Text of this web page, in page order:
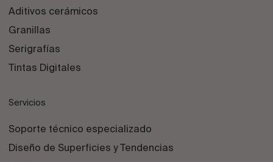
Aditivos cerámicos
Granillas
Serigrafías
Tintas Digitales
Servicios
Soporte técnico especializado
Diseño de Superficies y Tendencias